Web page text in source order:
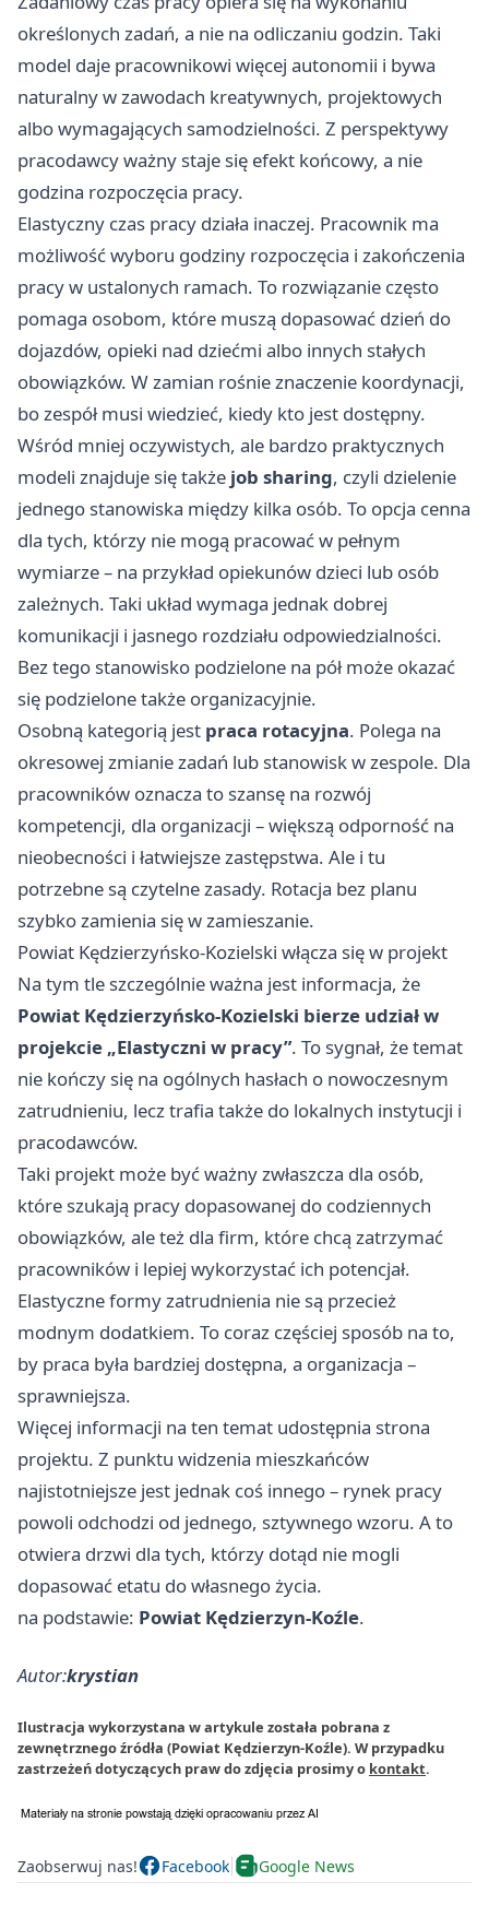
określonych zadań, a nie na odliczaniu godzin. Taki
model daje pracownikowi więcej autonomii i bywa
naturalny w zawodach kreatywnych, projektowych
albo wymagających samodzielności. Z perspektywy
pracodawcy ważny staje się efekt końcowy, a nie
godzina rozpoczęcia pracy.
Elastyczny czas pracy działa inaczej. Pracownik ma
możliwość wyboru godziny rozpoczęcia i zakończenia
pracy w ustalonych ramach. To rozwiązanie często
pomaga osobom, które muszą dopasować dzień do
dojazdów, opieki nad dziećmi albo innych stałych
obowiązków. W zamian rośnie znaczenie koordynacji,
bo zespół musi wiedzieć, kiedy kto jest dostępny.
Wśród mniej oczywistych, ale bardzo praktycznych
modeli znajduje się także job sharing, czyli dzielenie
jednego stanowiska między kilka osób. To opcja cenna
dla tych, którzy nie mogą pracować w pełnym
wymiarze – na przykład opiekunów dzieci lub osób
zależnych. Taki układ wymaga jednak dobrej
komunikacji i jasnego rozdziału odpowiedzialności.
Bez tego stanowisko podzielone na pół może okazać
się podzielone także organizacyjnie.
Osobną kategorią jest praca rotacyjna. Polega na
okresowej zmianie zadań lub stanowisk w zespole. Dla
pracowników oznacza to szansę na rozwój
kompetencji, dla organizacji – większą odporność na
nieobecności i łatwiejsze zastępstwa. Ale i tu
potrzebne są czytelne zasady. Rotacja bez planu
szybko zamienia się w zamieszanie.
Powiat Kędzierzyńsko-Kozielski włącza się w projekt
Na tym tle szczególnie ważna jest informacja, że
Powiat Kędzierzyńsko-Kozielski bierze udział w
projekcie „Elastyczni w pracy”. To sygnał, że temat
nie kończy się na ogólnych hasłach o nowoczesnym
zatrudnieniu, lecz trafia także do lokalnych instytucji i
pracodawców.
Taki projekt może być ważny zwłaszcza dla osób,
które szukają pracy dopasowanej do codziennych
obowiązków, ale też dla firm, które chcą zatrzymać
pracowników i lepiej wykorzystać ich potencjał.
Elastyczne formy zatrudnienia nie są przecież
modnym dodatkiem. To coraz częściej sposób na to,
by praca była bardziej dostępna, a organizacja –
sprawniejsza.
Więcej informacji na ten temat udostępnia strona
projektu. Z punktu widzenia mieszkańców
najistotniejsze jest jednak coś innego – rynek pracy
powoli odchodzi od jednego, sztywnego wzoru. A to
otwiera drzwi dla tych, którzy dotąd nie mogli
dopasować etatu do własnego życia.
na podstawie: Powiat Kędzierzyn-Koźle.
Autor:krystian
Ilustracja wykorzystana w artykule została pobrana z
zewnętrznego źródła (Powiat Kędzierzyn-Koźle). W przypadku
zastrzeżeń dotyczących praw do zdjęcia prosimy o kontakt.
Zaobserwuj nas! Facebook Google News